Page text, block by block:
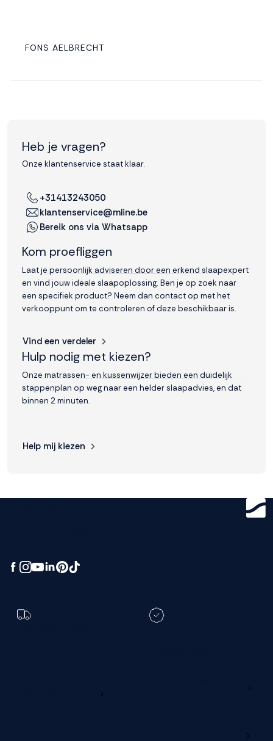
FONS AELBRECHT
Heb je vragen?
Onze klantenservice staat klaar.
+31413243050
klantenservice@mline.be
Bereik ons via Whatsapp
Kom proefliggen
Laat je persoonlijk adviseren door een erkend slaapexpert
en vind jouw ideale slaapoplossing. Ben je op zoek naar
een specifiek product? Neem dan contact op met het
verkooppunt om te controleren of deze beschikbaar is.
Vind een verdeler
Hulp nodig met kiezen?
Onze matrassen- en kussenwijzer bieden een duidelijk
stappenplan op weg naar een helder slaapadvies, en dat
binnen 2 minuten.
Help mij kiezen